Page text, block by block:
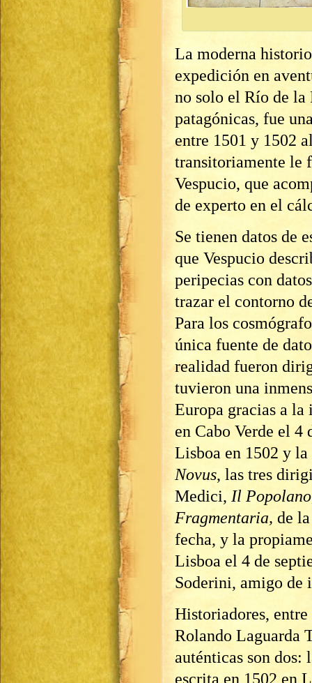
La moderna
expedición en
no solo el Río de la
patagónicas, fue
entre 1501 y 1502
transitoriamente le
Vespucio, que
de experto en el
Se tienen datos de
que Vespucio
peripecias con
trazar el contorno
Para los
única fuente de
realidad fueron
tuvieron una
Europa gracias a
en Cabo Verde el 4
Lisboa en 1502 y
Novus, las tres
Medici, Il
Fragmentaria, de
fecha, y la
Lisboa el 4 de
Soderini, amigo de
Historiadores,
Rolando Laguarda
auténticas son dos:
escrita en 1502 en